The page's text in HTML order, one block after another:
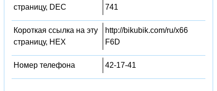
страницу, DEC
741
Короткая ссылка на эту
страницу, HEX
http://bikubik.com/ru/x66
F6D
Номер телефона 42-17-41